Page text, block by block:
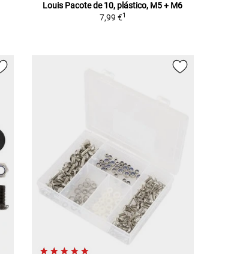
Louis Pacote de 10, plástico, M5 + M6
7,99 €1